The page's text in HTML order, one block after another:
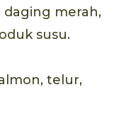
daging merah,
susu.
telur,